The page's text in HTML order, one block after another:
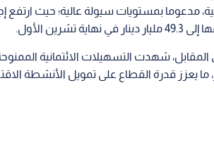
في نهاية تشرين الأول.
ما يعزز قدرة القطاع على تمويل الأنشطة